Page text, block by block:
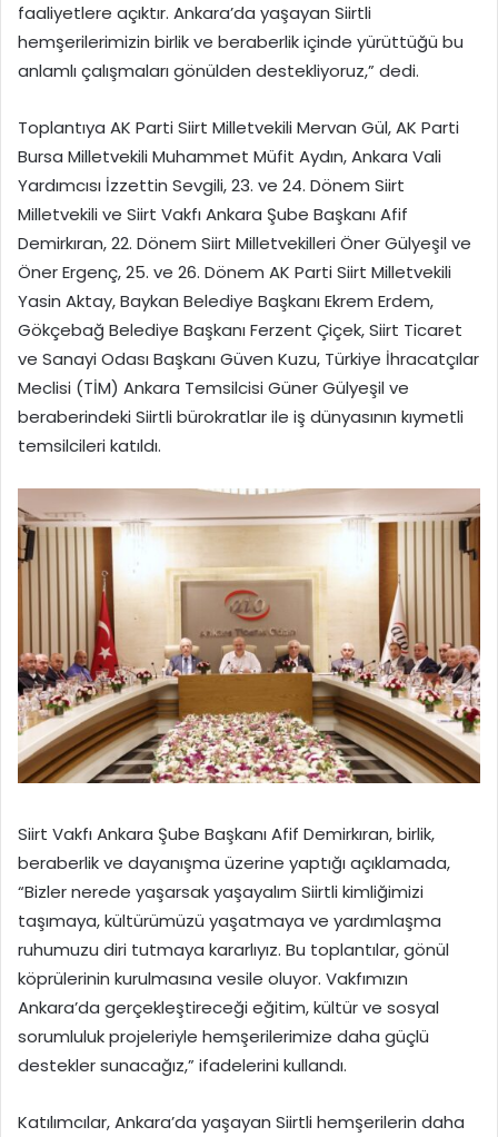
faaliyetlere açıktır. Ankara’da yaşayan Siirtli
hemşerilerimizin birlik ve beraberlik içinde yürüttüğü bu
anlamlı çalışmaları gönülden destekliyoruz,” dedi.
Toplantıya AK Parti Siirt Milletvekili Mervan Gül, AK Parti
Bursa Milletvekili Muhammet Müfit Aydın, Ankara Vali
Yardımcısı İzzettin Sevgili, 23. ve 24. Dönem Siirt
Milletvekili ve Siirt Vakfı Ankara Şube Başkanı Afif
Demirkıran, 22. Dönem Siirt Milletvekilleri Öner Gülyeşil ve
Öner Ergenç, 25. ve 26. Dönem AK Parti Siirt Milletvekili
Yasin Aktay, Baykan Belediye Başkanı Ekrem Erdem,
Gökçebağ Belediye Başkanı Ferzent Çiçek, Siirt Ticaret
ve Sanayi Odası Başkanı Güven Kuzu, Türkiye İhracatçılar
Meclisi (TİM) Ankara Temsilcisi Güner Gülyeşil ve
beraberindeki Siirtli bürokratlar ile iş dünyasının kıymetli
temsilcileri katıldı.
Siirt Vakfı Ankara Şube Başkanı Afif Demirkıran, birlik,
beraberlik ve dayanışma üzerine yaptığı açıklamada,
“Bizler nerede yaşarsak yaşayalım Siirtli kimliğimizi
taşımaya, kültürümüzü yaşatmaya ve yardımlaşma
ruhumuzu diri tutmaya kararlıyız. Bu toplantılar, gönül
köprülerinin kurulmasına vesile oluyor. Vakfımızın
Ankara’da gerçekleştireceği eğitim, kültür ve sosyal
sorumluluk projeleriyle hemşerilerimize daha güçlü
destekler sunacağız,” ifadelerini kullandı.
Katılımcılar, Ankara’da yaşayan Siirtli hemşerilerin daha